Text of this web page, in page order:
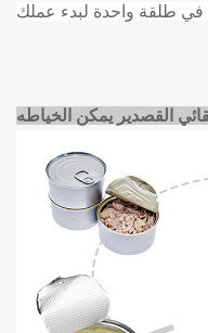
طلقة واحدة لبدء عملك
القصدير يمكن الخياطه